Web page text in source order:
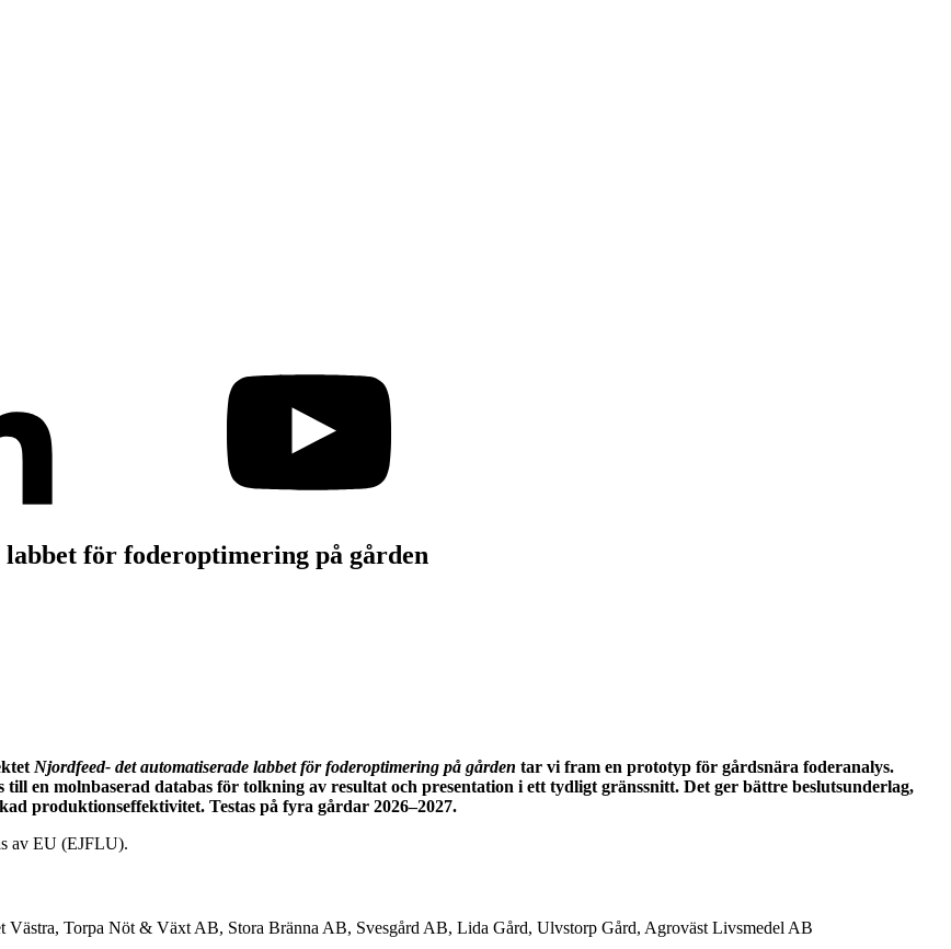
för foderoptimering på gården
Njordfeed- det automatiserade labbet för foderoptimering på gården tar vi fram en prototyp för gårdsnära foderanalys.
en molnbaserad databas för tolkning av resultat och presentation i ett tydligt gränssnitt. Det ger bättre beslutsunderlag,
produktionseffektivitet. Testas på fyra gårdar 2026–2027.
av EU (EJFLU).
Torpa Nöt & Växt AB, Stora Bränna AB, Svesgård AB, Lida Gård, Ulvstorp Gård, Agroväst Livsmedel AB